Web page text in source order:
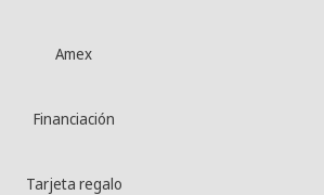
Amex
Financiación
Tarjeta regalo